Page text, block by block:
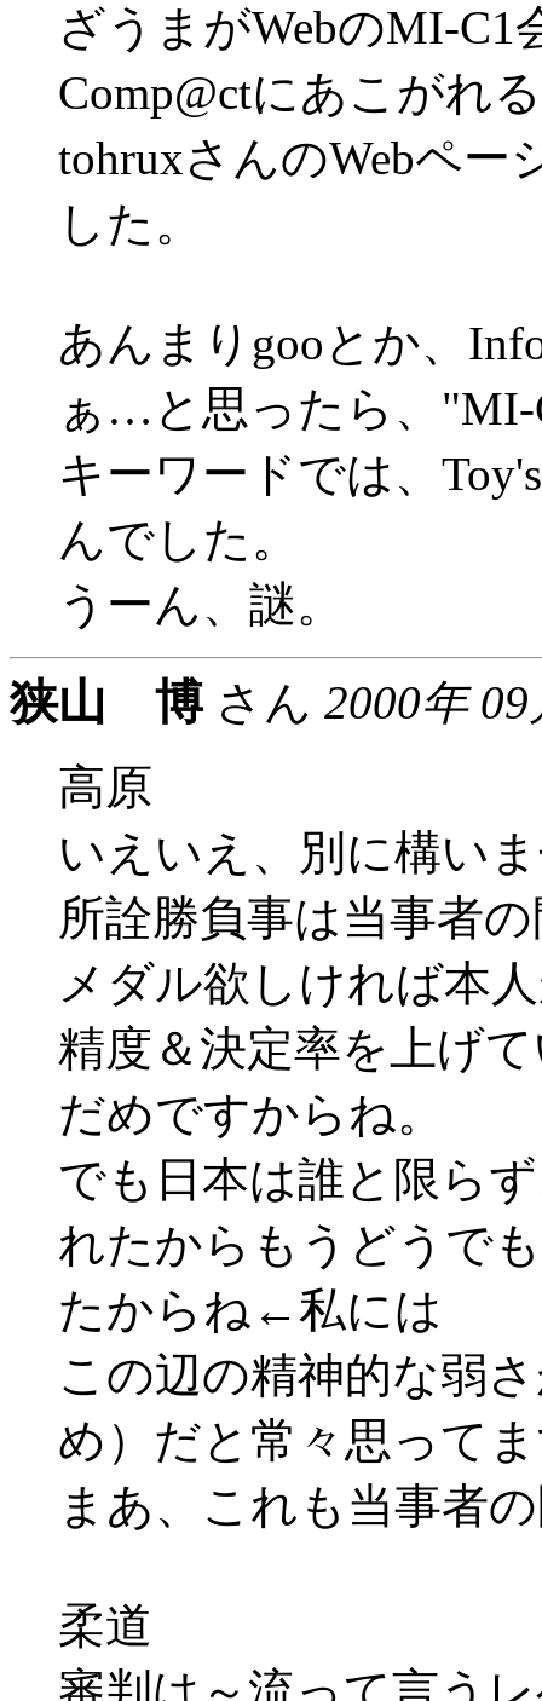
ざうまがWebのMI-C1
Comp@ctにあこがれ
tohruxさんのWebペ
した。
あんまりgooとか、
ぁ…と思ったら、"MI-
キーワードでは、
んでした。
うーん、謎。
狭山 博 さん 2000年
高原
いえいえ、別に構い
所詮勝負事は当事者
メダル欲しければ本
精度＆決定率を上げ
だめですからね。
でも日本は誰と限ら
れたからもうどうで
たからね←私には
この辺の精神的な弱
め）だと常々思って
まあ、これも当事者
柔道